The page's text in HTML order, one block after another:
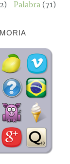
Palabra (71)